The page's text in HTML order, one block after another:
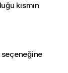
kısmın